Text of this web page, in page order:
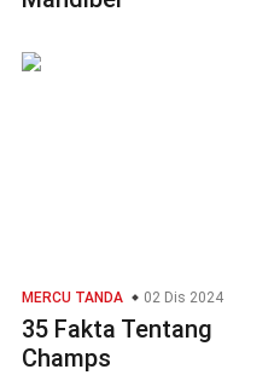
MERCU TANDA 02 Dis 2024
35 Fakta Tentang
Champs